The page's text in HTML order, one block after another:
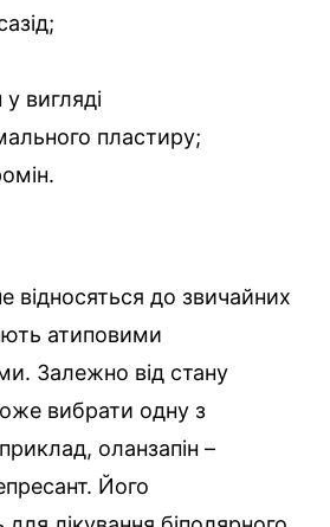
вигляді
пластиру;
відносяться до звичайних
атиповими
Залежно від стану
вибрати одну з
оланзапін –
Його